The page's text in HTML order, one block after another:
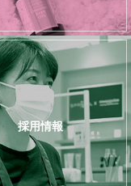
採用情報